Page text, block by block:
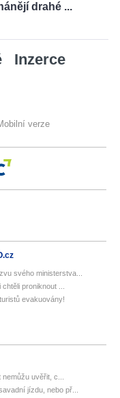
drahé ...
Inzerce
verze
svého ministerstva...
proniknout ...
evakuovány!
uvěřit, c...
jízdu, nebo př...